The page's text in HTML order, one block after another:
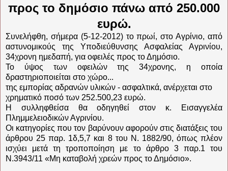
προς το δημόσιο πάνω από 250.000
ευρώ.
Συνελήφθη, σήμερα (5-12-2012) το πρωί, στο Αγρίνιο, από
αστυνομικούς της Υποδιεύθυνσης Ασφαλείας Αγρινίου,
34χρονη ημεδαπή, για οφειλές προς το Δημόσιο.
Το ύψος των οφειλών της 34χρονης, η οποία
δραστηριοποιείται στο χώρο...
της εμπορίας αδρανών υλικών - ασφαλτικά, ανέρχεται στο
χρηματικό ποσό των 252.500,23 ευρώ.
Η συλληφθείσα θα οδηγηθεί στον κ. Εισαγγελέα
Πλημμελειοδικών Αγρινίου.
Οι κατηγορίες που τον βαρύνουν αφορούν στις διατάξεις του
άρθρου 25 παρ. 1δ,5,7 και 8 του Ν. 1882/90, όπως πλέον
ισχύει μετά τη τροποποίηση με το άρθρο 3 παρ.1 του
Ν.3943/11 «Μη καταβολή χρεών προς το Δημόσιο».